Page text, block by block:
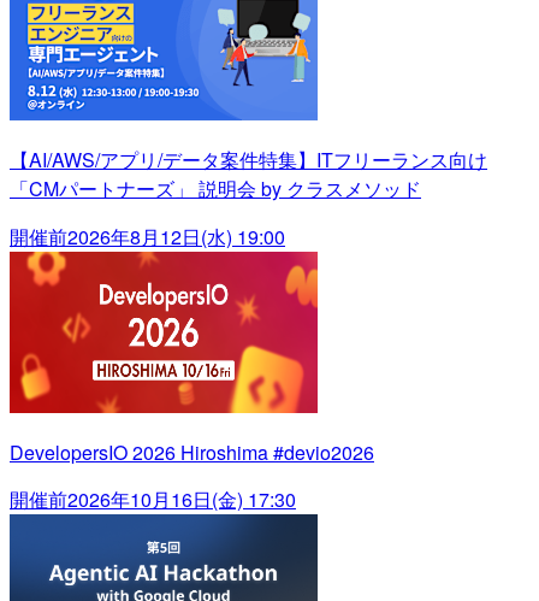
【AI/AWS/アプリ/データ案件特集】ITフリーランス向け
「CMパートナーズ」 説明会 by クラスメソッド
開催前2026年8月12日(水) 19:00
DevelopersIO 2026 Hiroshima #devio2026
開催前2026年10月16日(金) 17:30